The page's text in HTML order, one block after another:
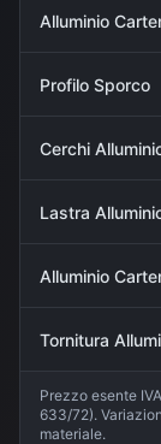
Alluminio
Profilo Sporco
Cerchi
Lastra
Alluminio
Tornitura
Prezzo esente
633/72).
materiale.